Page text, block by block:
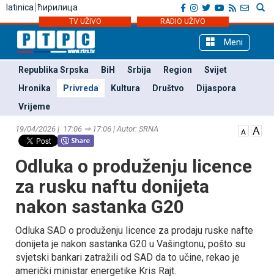
latinica ћирилица
TV UŽIVO RADIO UŽIVO
Meni
Republika Srpska BiH Srbija Region
Svijet
Hronika
Privreda Kultura Društvo
Dijaspora
Vrijeme
19/04/2026 | 17:06 ⇒ 17:06 | Autor: SRNA
Odluka o produženju licence
za rusku naftu donijeta
nakon sastanka G20
Odluka SAD o produženju licence za prodaju ruske nafte
donijeta je nakon sastanka G20 u Vašingtonu, pošto su
svjetski bankari zatražili od SAD da to učine, rekao je
američki ministar energetike Kris Rajt.